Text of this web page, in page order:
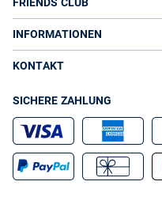
FRIENDS CLUB
INFORMATIONEN
KONTAKT
SICHERE ZAHLUNG